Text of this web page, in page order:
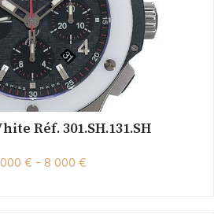
Réf. 301.SH.131.SH
€ - 8 000 €